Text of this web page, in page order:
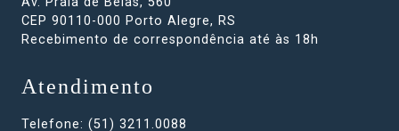
CEP 90110-000 Porto Alegre, RS
Recebimento de correspondência até às 18h
Atendimento
Telefone: (51) 3211.0088